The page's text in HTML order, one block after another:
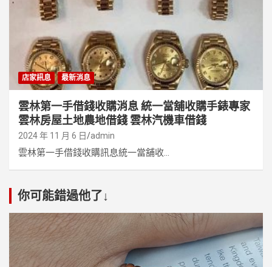
店家訊息 最新消息
雲林第一手借錢收購消息 統一當舖收購手錶專家
雲林房屋土地農地借錢 雲林汽機車借錢
2024 年 11 月 6 日 admin
雲林第一手借錢收購訊息統一當舖收...
你可能錯過他了↓